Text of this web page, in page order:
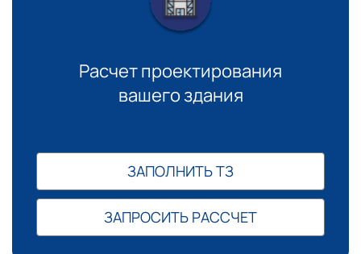
Расчет проектирования
вашего здания
ЗАПОЛНИТЬ ТЗ
ЗАПРОСИТЬ РАССЧЕТ